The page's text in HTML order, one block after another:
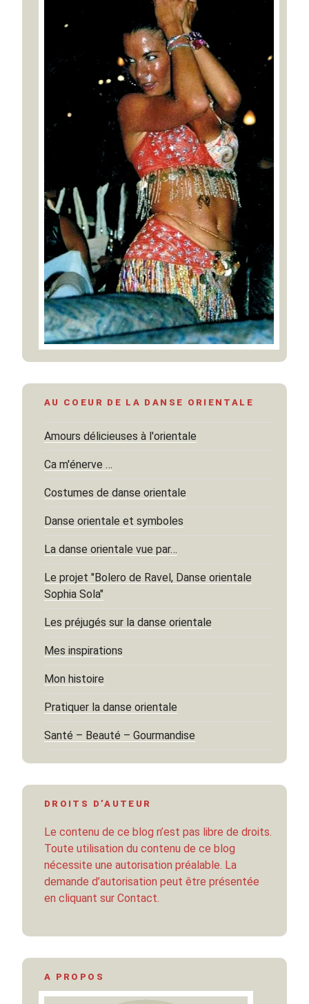
AU COEUR DE LA DANSE ORIENTALE
Amours délicieuses à l'orientale
Ca m'énerve …
Costumes de danse orientale
Danse orientale et symboles
La danse orientale vue par…
Le projet "Bolero de Ravel, Danse orientale
Sophia Sola"
Les préjugés sur la danse orientale
Mes inspirations
Mon histoire
Pratiquer la danse orientale
Santé – Beauté – Gourmandise
DROITS D’AUTEUR
Le contenu de ce blog n’est pas libre de droits.
Toute utilisation du contenu de ce blog
nécessite une autorisation préalable. La
demande d’autorisation peut être présentée
en cliquant sur Contact.
A PROPOS